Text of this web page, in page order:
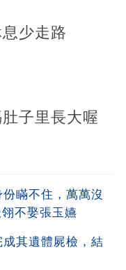
少走路
子里長大喔
瞞不住，萬萬沒
不娶張玉嬿
其遺體屍檢，結